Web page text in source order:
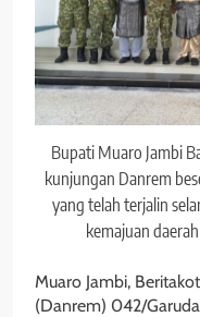
Bupati Muaro Jambi
kunjungan Danrem
yang telah terjalin
kemajuan
Muaro Jambi,
(Danrem) 042/